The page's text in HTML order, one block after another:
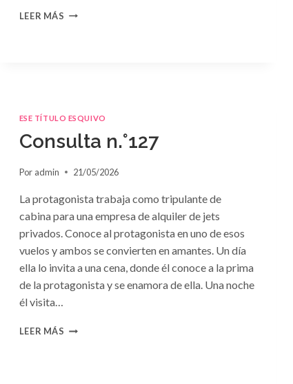
LEER MÁS CONSULTA
ESE TÍTULO ESQUIVO
Consulta n.°127
Por admin 21/05/2026
La protagonista trabaja como tripulante de
cabina para una empresa de alquiler de jets
privados. Conoce al protagonista en uno de esos
vuelos y ambos se convierten en amantes. Un día
ella lo invita a una cena, donde él conoce a la prima
de la protagonista y se enamora de ella. Una noche
él visita…
LEER MÁS CONSULTA